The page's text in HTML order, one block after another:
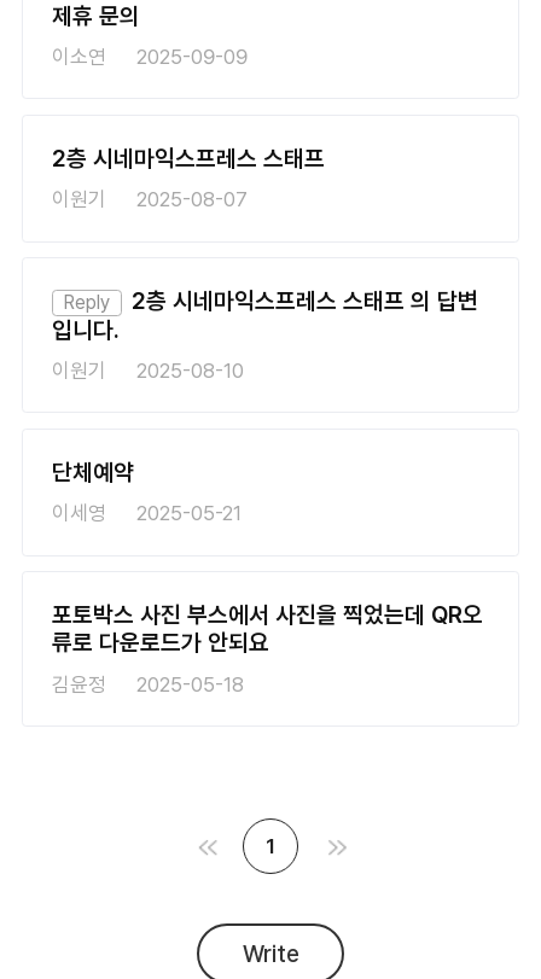
제휴 문의
이소연 2025-09-09
2층 시네마익스프레스 스태프
이원기 2025-08-07
Reply
2층 시네마익스프레스 스태프 의 답변
입니다.
이원기 2025-08-10
단체예약
이세영 2025-05-21
포토박스 사진 부스에서 사진을 찍었는데 QR오
류로 다운로드가 안되요
김윤정 2025-05-18
1
Write